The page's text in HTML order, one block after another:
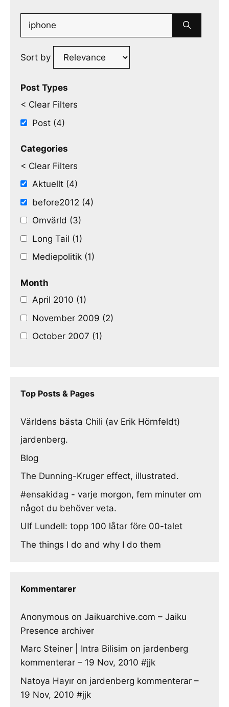
Search
for:
Sort by
Post Types
< Clear Filters
Post (4)
Categories
< Clear Filters
Aktuellt (4)
before2012 (4)
Omvärld (3)
Long Tail (1)
Mediepolitik (1)
Month
April 2010 (1)
November 2009 (2)
October 2007 (1)
Top Posts & Pages
Världens bästa Chili (av Erik Hörnfeldt)
jardenberg.
Blog
The Dunning-Kruger effect, illustrated.
#ensakidag - varje morgon, fem minuter om
något du behöver veta.
Ulf Lundell: topp 100 låtar före 00-talet
The things I do and why I do them
Kommentarer
Anonymous on Jaikuarchive.com – Jaiku
Presence archiver
Marc Steiner | Intra Bilisim on jardenberg
kommenterar – 19 Nov, 2010 #jjk
Natoya Hayır on jardenberg kommenterar –
19 Nov, 2010 #jjk